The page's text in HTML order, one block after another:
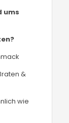
ums
&
wie